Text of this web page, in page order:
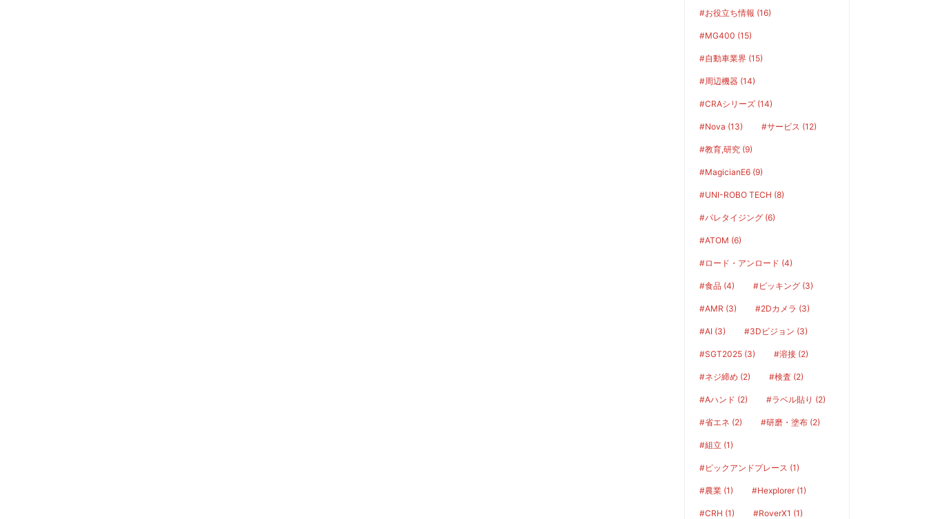
#お役立ち情報 (16)
#MG400 (15)
#自動車業界 (15)
#周辺機器 (14)
#CRAシリーズ (14)
#Nova (13) #サービス (12)
#教育,研究 (9)
#MagicianE6 (9)
#UNI-ROBO TECH (8)
#パレタイジング (6)
#ATOM (6)
#ロード・アンロード (4)
#食品 (4) #ピッキング (3)
#AMR (3) #2Dカメラ (3)
#AI (3) #3Dビジョン (3)
#SGT2025 (3) #溶接 (2)
#ネジ締め (2) #検査 (2)
#Aハンド (2) #ラベル貼り (2)
#省エネ (2) #研磨・塗布 (2)
#組立 (1)
#ピックアンドプレース (1)
#農業 (1) #Hexplorer (1)
#CRH (1) #RoverX1 (1)